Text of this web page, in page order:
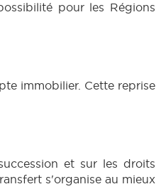
pour les Régions
immobilier. Cette reprise
et sur les droits
s'organise au mieux